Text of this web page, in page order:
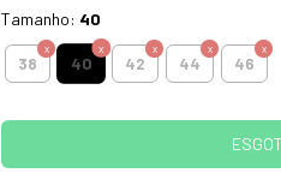
Tamanho: 40
38 40 42 44 46